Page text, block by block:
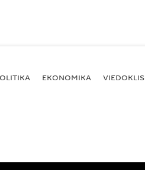
EKONOMIKA VIEDOKLIS